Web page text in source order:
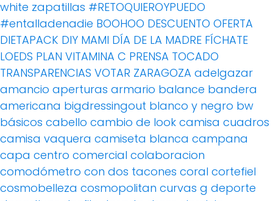
white zapatillas #RETOQUIEROYPUEDO
#entalladenadie BOOHOO DESCUENTO OFERTA
DIETAPACK DIY MAMI DÍA DE LA MADRE FÍCHATE
LOEDS PLAN VITAMINA C PRENSA TOCADO
TRANSPARENCIAS VOTAR ZARAGOZA adelgazar
amancio aperturas armario balance bandera
americana bigdressingout blanco y negro bw
básicos cabello cambio de look camisa cuadros
camisa vaquera camiseta blanca campana
capa centro comercial colaboracion
comodómetro con dos tacones coral cortefiel
cosmobelleza cosmopolitan curvas g deporte